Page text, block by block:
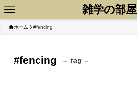
雑学の部屋
ホーム #fencing
#fencing – tag –